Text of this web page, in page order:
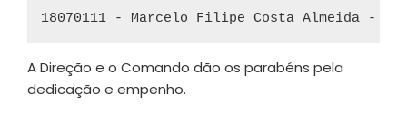
A Direção e o Comando dão os parabéns pela
dedicação e empenho.